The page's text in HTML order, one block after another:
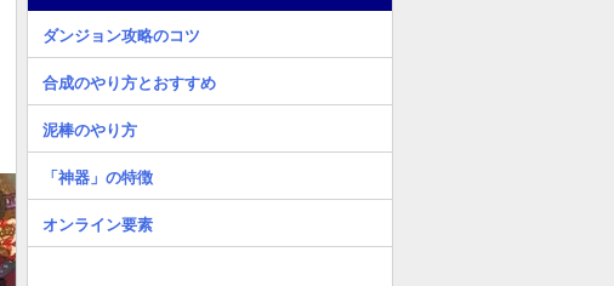
ダンジョン攻略のコツ
合成のやり方とおすすめ
泥棒のやり方
「神器」の特徴
オンライン要素